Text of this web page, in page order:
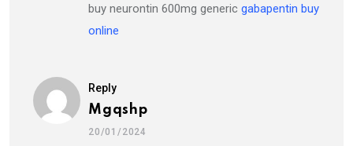
buy neurontin 600mg generic gabapentin buy
online
Reply
Mgqshp
20/01/2024